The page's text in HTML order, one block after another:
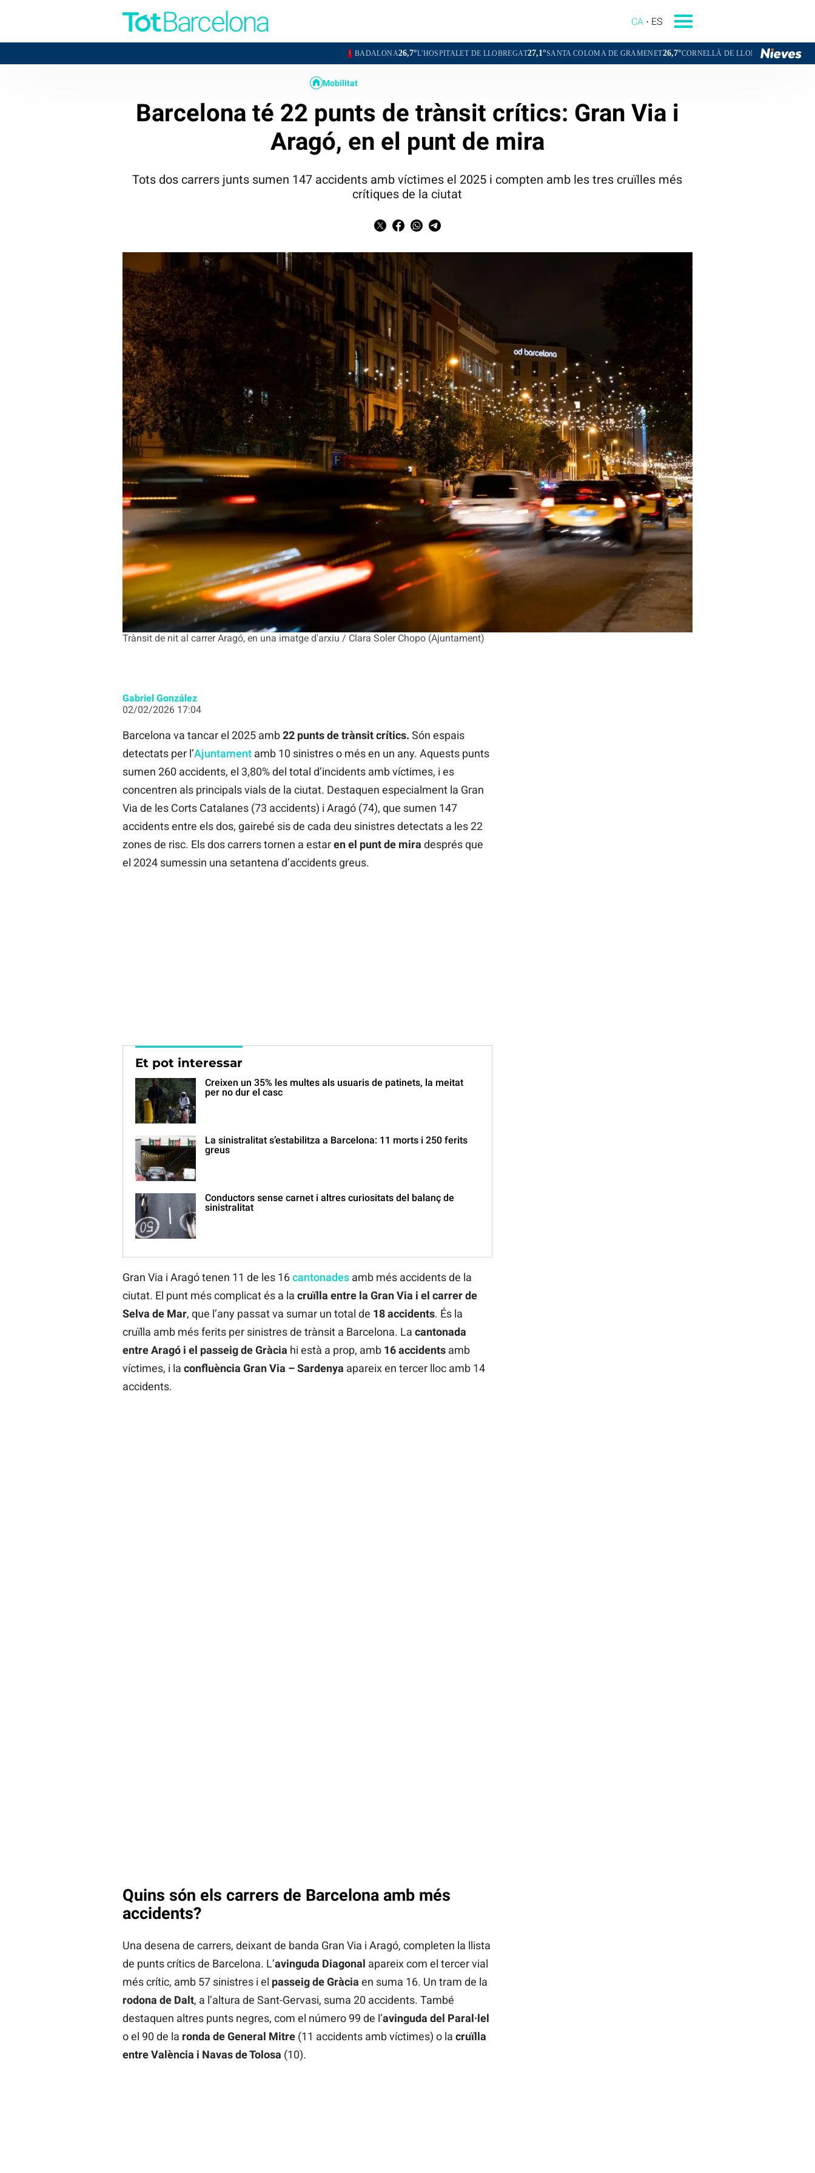
CA ES
26,7°L'HOSPITALET DE LLOBREGAT27,1°SANTA COLOMA DE GRAMENET 26,7°CORNELLÀ DE LLOBREGAT27,0°SANT BOI DE
Trànsit de nit al carrer Aragó, en una imatge d'arxiu / Clara Soler Chopo (Ajuntament)
Mobilitat
Barcelona té 22 punts de trànsit crítics: Gran Via i
Aragó, en el punt de mira
Tots dos carrers junts sumen 147 accidents amb víctimes el 2025 i compten amb les tres cruïlles més
crítiques de la ciutat
Gabriel González
02/02/2026 17:04
Barcelona va tancar el 2025 amb22 punts de trànsit crítics. Són espais
detectats per l’Ajuntament amb 10 sinistres o més en un any. Aquests punts
sumen 260 accidents, el 3,80% del total d’incidents amb víctimes, i es
concentren als principals vials de la ciutat. Destaquen especialment la Gran
Via de les Corts Catalanes (73 accidents) i Aragó (74), que sumen 147
accidents entre els dos, gairebé sis de cada deu sinistres detectats a les 22
zones de risc. Els dos carrers tornen a estaren el punt de mira després que
el 2024 sumessin una setantena d’accidents greus.
Et pot interessar
Creixen un 35% les multes als usuaris de patinets, la meitat
per no dur el casc
La sinistralitat s’estabilitza a Barcelona: 11 morts i 250 ferits
greus
Conductors sense carnet i altres curiositats del balanç de
sinistralitat
Gran Via i Aragó tenen 11 de les 16cantonades amb més accidents de la
ciutat. El punt més complicat és a la cruïlla entre la Gran Via i el carrer de
Selva de Mar, que l’any passat va sumar un total de 18 accidents. És la
cruïlla amb més ferits per sinistres de trànsit a Barcelona. La cantonada
entre Aragó i el passeig de Gràcia hi està a prop, amb 16 accidentsamb
víctimes, i la confluència Gran Via – Sardenya apareix en tercer lloc amb 14
accidents.
Quins són els carrers de Barcelona amb més
accidents?
Una desena de carrers, deixant de banda Gran Via i Aragó, completen la llista
de punts crítics de Barcelona. L’avinguda Diagonal apareix com el tercer vial
més crític, amb 57 sinistres i el passeig de Gràcia en suma 16. Un tram de la
rodona de Dalt, a l’altura de Sant-Gervasi, suma 20 accidents. També
destaquen altres punts negres, com el número 99 de l’avinguda del Paral·lel
o el 90 de la ronda de General Mitre(11 accidents amb víctimes) o la cruïlla
entre València i Navas de Tolosa (10).